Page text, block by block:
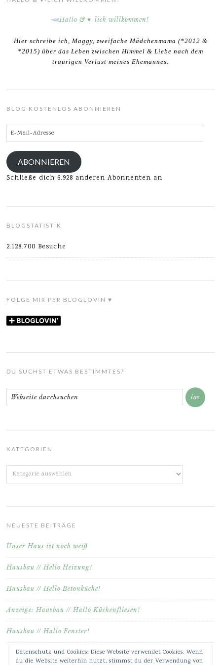
Hier schreibe ich, Maggy, zweifache Mädchenmama (*2012 &
*2015) über das Leben zwischen Himmel & Liebe nach dem
traurigen Verlust meines Ehemannes.
BLOG KOSTENLOS ABONNIEREN
E-
Mail-
Adresse
ABONNIEREN
Schließe dich 6.928 anderen Abonnenten an
BLOGSTATISTIK
2.128.700 Besuche
FOLGE MIR PER BLOGLOVIN ♥
DU SUCHST ETWAS BESTIMMTES?
KATEGORIEN
Kategorien
NEUESTE BEITRÄGE
Unser Haus ist noch weiß
Hausbau // Hello Heizung!
Hausbau // Hello Betonküche!
Anzeige: Hausbau // Hallo Küchenfliesen!
Hausbau // Hallo Fenster!
Datenschutz und Cookies: Diese Website verwendet Cookies. Wenn
du die Website weiterhin nutzt, stimmst du der Verwendung von